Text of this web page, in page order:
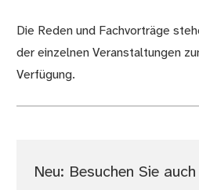
Die Reden und Fachvorträge
der einzelnen Veranstaltungen
Verfügung.
Neu: Besuchen Sie